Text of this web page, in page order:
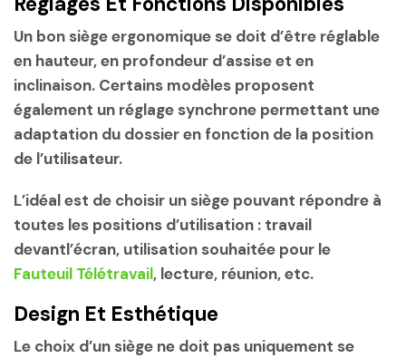
Un bon siège ergonomique se doit d’être réglable
en hauteur, en profondeur d’assise et en
inclinaison. Certains modèles proposent
également un réglage synchrone permettant une
adaptation du dossier en fonction de la position
de l’utilisateur.
L’idéal est de choisir un siège pouvant répondre à
toutes les positions d’utilisation : travail
devantl’écran, utilisation souhaitée pour le
Fauteuil Télétravail, lecture, réunion, etc.
Design Et Esthétique
Le choix d’un siège ne doit pas uniquement se